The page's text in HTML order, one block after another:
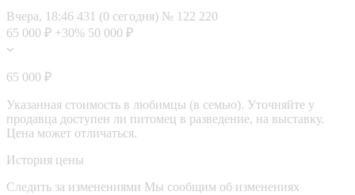
Вчера, 18:46 431 (0 сегодня) № 122 220
65 000 ₽ +30% 50 000 ₽
65 000 ₽
Указанная стоимость в любимцы (в семью). Уточняйте у
продавца доступен ли питомец в разведение, на выставку.
Цена может отличаться.
История цены
Следить за изменениями Мы сообщим об изменениях